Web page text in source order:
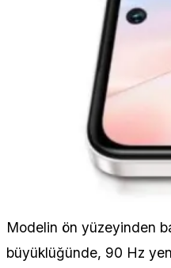
Modelin ön yüzeyinden
büyüklüğünde, 90 Hz